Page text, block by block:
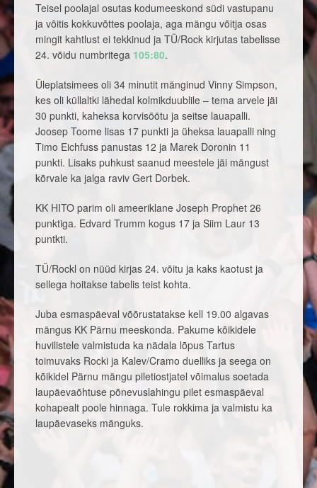
Teisel poolajal osutas kodumeeskond südi vastupanu
ja võitis kokkuvõttes poolaja, aga mängu võitja osas
mingit kahtlust ei tekkinud ja TÜ/Rock kirjutas tabelisse
24. võidu numbritega 105:80.
Üleplatsimees oli 34 minutit mänginud Vinny Simpson,
kes oli küllaltki lähedal kolmikduublile – tema arvele jäi
30 punkti, kaheksa korvisöötu ja seitse lauapalli.
Joosep Toome lisas 17 punkti ja üheksa lauapalli ning
Timo Eichfuss panustas 12 ja Marek Doronin 11
punkti. Lisaks puhkust saanud meestele jäi mängust
kõrvale ka jalga raviv Gert Dorbek.
KK HITO parim oli ameeriklane Joseph Prophet 26
punktiga. Edvard Trumm kogus 17 ja Siim Laur 13
puntkti.
TÜ/Rockl on nüüd kirjas 24. võitu ja kaks kaotust ja
sellega hoitakse tabelis teist kohta.
Juba esmaspäeval võõrustatakse kell 19.00 algavas
mängus KK Pärnu meeskonda. Pakume kõikidele
huvilistele valmistuda ka nädala lõpus Tartus
toimuvaks Rocki ja Kalev/Cramo duelliks ja seega on
kõikidel Pärnu mängu piletiostjatel võimalus soetada
laupäevaõhtuse põnevuslahingu pilet esmaspäeval
kohapealt poole hinnaga. Tule rokkima ja valmistu ka
laupäevaseks mänguks.